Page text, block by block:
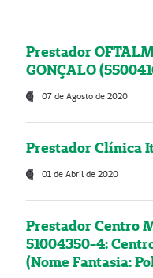
Prestador
GONÇALO
07 de Agosto de 2020
Prestador Clínica
01 de Abril de 2020
Prestador Centro
51004350-4:
(Nome Fantasia: